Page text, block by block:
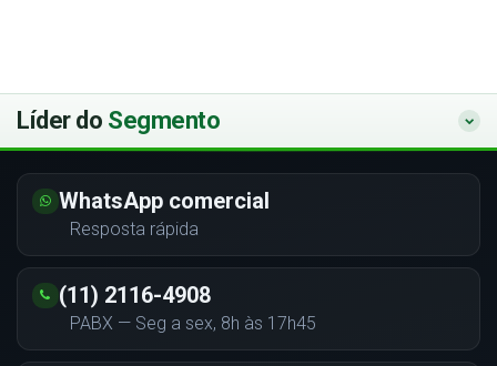
Líder do Segmento
WhatsApp comercial
Resposta rápida
(11) 2116-4908
PABX — Seg a sex, 8h às 17h45